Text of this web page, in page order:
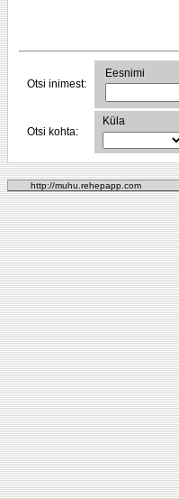
Otsi inimest:
Eesnimi
Otsi kohta:
Küla
http://muhu.rehepapp.com